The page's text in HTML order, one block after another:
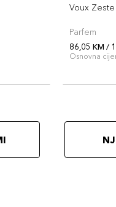
Voux
Parfem
86,05 KM /
Osnovna